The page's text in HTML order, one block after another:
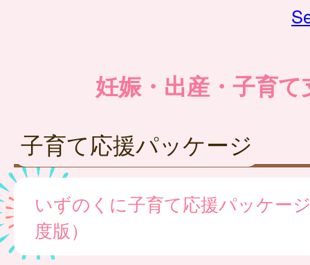
妊娠・出産・子育て
子育て応援パッケージ
いずのくに子育て応援パッケー
度版）